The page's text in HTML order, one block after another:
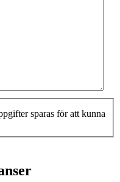
sparas för att kunna